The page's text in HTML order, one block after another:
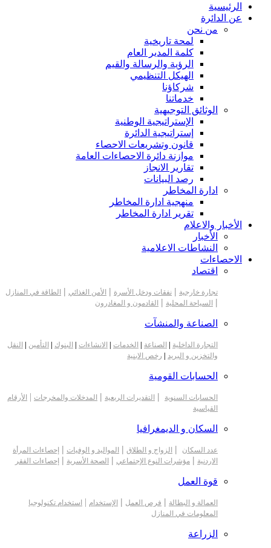
الرئيسية
عن الدائرة
من نحن
لمحة تاريخية
كلمة المدير العام
الرؤية والرسالة والقيم
الهيكل التنظيمي
شركاؤنا
خدماتنا
الوثائق التوجيهية
الإستراتيجية الوطنية
إستراتيجية الدائرة
قانون وتشريعات الاحصاء
موازنة دائرة الاحصاءات العامة
تقارير الانجاز
رصد البيانات
ادارة المخاطر
منهجية ادارة المخاطر
تقرير ادارة المخاطر
الأخبار والاعلام
الأخبار
النشاطات الاعلامية
الاحصاءات
اقتصاد
تجارة خارجية | نفقات ودخل الأسرة | الأمن الغذائي | الطاقة في المنازل
| السياحة المحلية | القادمون و المغادرون
الصناعة والمنشآت
التجارة الداخلية | الصناعة | الخدمات | الانشاءات | البنوك | التأمين | النقل
والتخزين و البريد | رخص الابنية
الحسابات القومية
الحسابات السنوية | التقديرات الربعية | المدخلات والمخرجات | الأرقام
القياسية
السكان و الديمغرافيا
عدد السكان | الزواج و الطلاق | المواليد و الوفيات | إحصاءات المرأة
الاردنية | مؤشرات النوع الإجتماعي | الصحة الأسرية | إحصاءات الفقر
قوة العمل
العمالة و البطالة | فرص العمل | الإستخدام | استخدام تكنولوجيا
المعلومات في المنازل
الزراعة